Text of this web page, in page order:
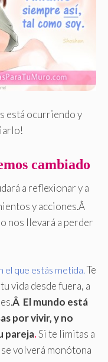
está ocurriendo y
cambiado
a reflexionar y a
y acciones.Â
nos llevará a perder
el que estás metida. Te
vida desde fuera, a
Â El mundo está
por vivir, y no
pareja.Si te limitas a
volverá monótona